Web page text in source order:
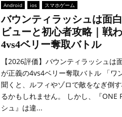
Android ios スマホゲーム
バウンティラッシュは面
ビューと初心者攻略｜戦
4vs4ベリー奪取バトル
【2026評価】バウンティラッシュは
が正義の4vs4ベリー奪取バトル 「ワ
聞くと、ルフィやゾロで敵をなぎ倒
るかもしれません。 しかし、『ONE
シュ』は違...